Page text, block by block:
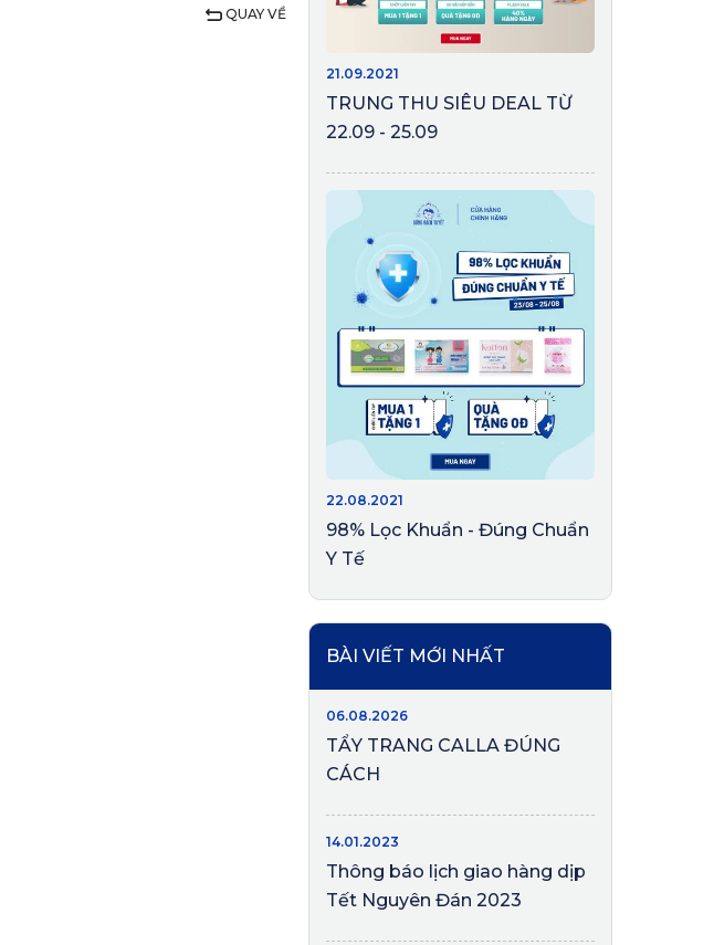
QUAY VỀ
21.09.2021
TRUNG THU SIÊU DEAL TỪ
22.09 - 25.09
22.08.2021
98% Lọc Khuẩn - Đúng Chuẩn
Y Tế
BÀI VIẾT MỚI NHẤT
06.08.2026
TẨY TRANG CALLA ĐÚNG
CÁCH
14.01.2023
Thông báo lịch giao hàng dịp
Tết Nguyên Đán 2023